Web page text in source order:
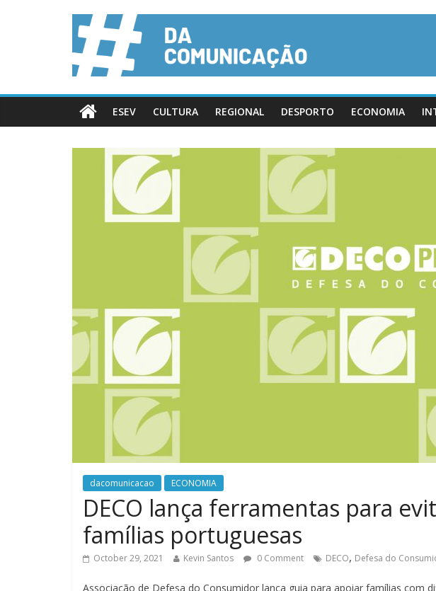
ESEV CULTURA REGIONAL DESPORTO ECONOMIA
dacomunicacao ECONOMIA
DECO lança ferramentas para
famílias portuguesas
October 29, 2021 Kevin Santos 0 Comment DECO, Defesa do
Associação de Defesa do Consumidor lança guia para apoiar famílias com